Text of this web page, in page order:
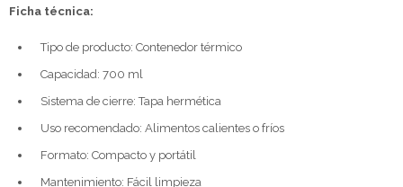
Ficha técnica:
Tipo de producto: Contenedor térmico
Capacidad: 700 ml
Sistema de cierre: Tapa hermética
Uso recomendado: Alimentos calientes o fríos
Formato: Compacto y portátil
Mantenimiento: Fácil limpieza